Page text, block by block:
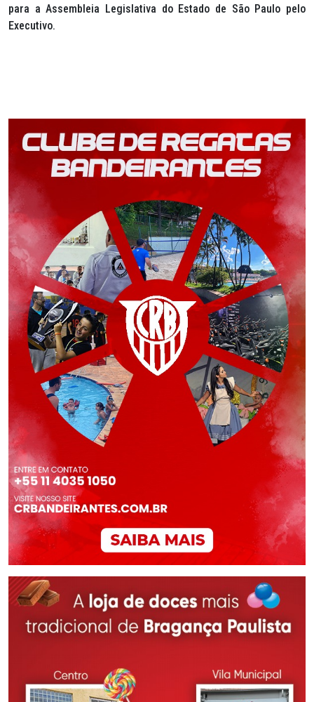
para a Assembleia Legislativa do Estado de São Paulo pelo
Executivo.